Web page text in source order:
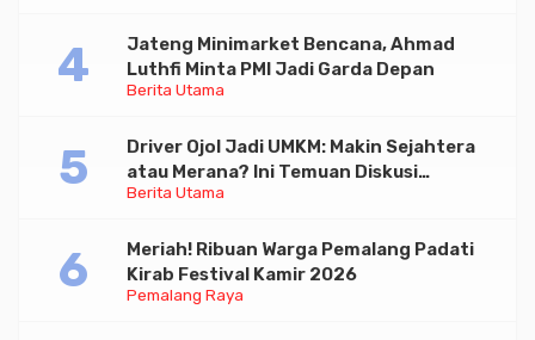
Berita Utama
Jateng Minimarket Bencana, Ahmad
Luthfi Minta PMI Jadi Garda Depan
Berita Utama
Driver Ojol Jadi UMKM: Makin Sejahtera
atau Merana? Ini Temuan Diskusi
Paramadina
Pemalang Raya
Meriah! Ribuan Warga Pemalang Padati
Kirab Festival Kamir 2026